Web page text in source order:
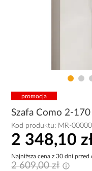
promocja
Szafa Como 2-
Kod produktu: MR-
2 348,10
Najniższa cena z 30 dni przed
2 609,00 zł